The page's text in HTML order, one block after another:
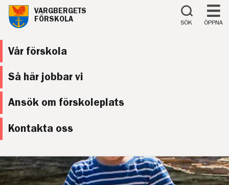
Till innehåll på sidan
VARGBERGETS
FÖRSKOLA
SÖK ÖPPNA
Vår förskola
Så här jobbar vi
Ansök om förskoleplats
Kontakta oss